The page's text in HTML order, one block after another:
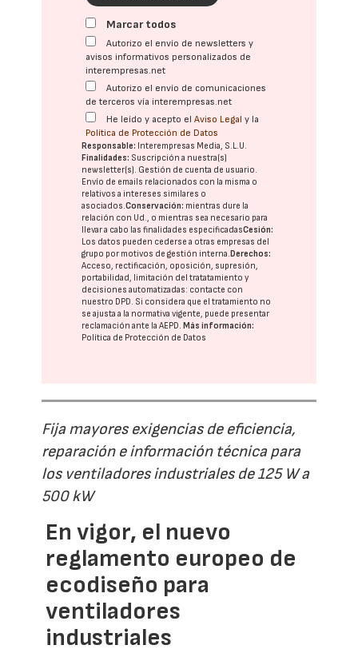
Marcar todos
Autorizo el envío de newsletters y
avisos informativos personalizados de
interempresas.net
Autorizo el envío de comunicaciones
de terceros vía interempresas.net
He leído y acepto elAviso Legal y la
Política de Protección de Datos
Responsable: Interempresas Media, S.L.U.
Finalidades: Suscripción a nuestra(s)
newsletter(s). Gestión de cuenta de usuario.
Envío de emails relacionados con la misma o
relativos a intereses similares o
asociados.Conservación: mientras dure la
relación con Ud., o mientras sea necesario para
llevar a cabo las finalidades especificadasCesión:
Los datos pueden cederse a otras empresas del
grupo por motivos de gestión interna.Derechos:
Acceso, rectificación, oposición, supresión,
portabilidad, limitación del tratatamiento y
decisiones automatizadas: contacte con
nuestro DPD. Si considera que el tratamiento no
se ajusta a la normativa vigente, puede presentar
reclamación ante laAEPD.Más información:
Política de Protección de Datos
Fija mayores exigencias de eficiencia,
reparación e información técnica para
los ventiladores industriales de 125 W a
500 kW
En vigor, el nuevo
reglamento europeo de
ecodiseño para
ventiladores
industriales